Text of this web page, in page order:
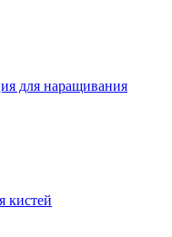
для наращивания
кистей